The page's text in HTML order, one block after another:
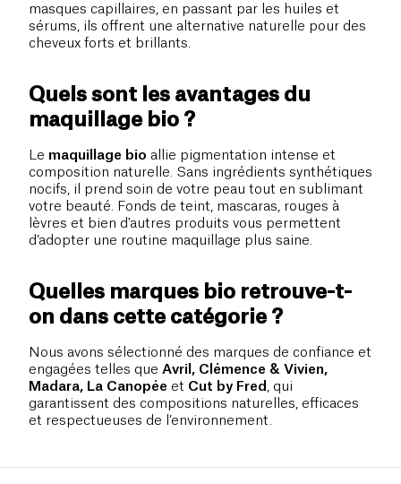
masques capillaires, en passant par les huiles et
sérums, ils offrent une alternative naturelle pour des
cheveux forts et brillants.
Quels sont les avantages du
maquillage bio ?
Le maquillage bio allie pigmentation intense et
composition naturelle. Sans ingrédients synthétiques
nocifs, il prend soin de votre peau tout en sublimant
votre beauté. Fonds de teint, mascaras, rouges à
lèvres et bien d'autres produits vous permettent
d’adopter une routine maquillage plus saine.
Quelles marques bio retrouve-t-
on dans cette catégorie ?
Nous avons sélectionné des marques de confiance et
engagées telles que Avril, Clémence & Vivien,
Madara, La Canopée et Cut by Fred
, qui
garantissent des compositions naturelles, efficaces
et respectueuses de l’environnement.